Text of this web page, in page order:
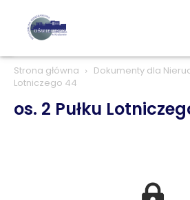
Strona główna Dokumenty dla
Lotniczego 44
os. 2 Pułku